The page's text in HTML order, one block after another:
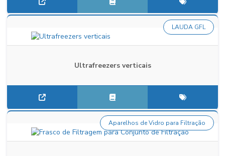
Ultrafreezers verticais
LAUDA GFL
Aparelhos de Vidro para Filtração